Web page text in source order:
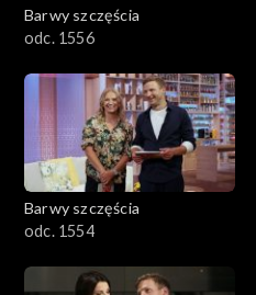
Barwy szczęścia
odc. 1556
Barwy szczęścia
odc. 1554